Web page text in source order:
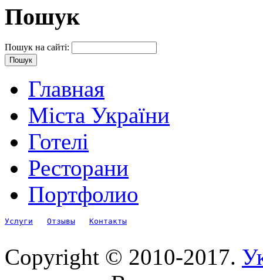
Пошук
Пошук на сайті:
Главная
Міста України
Готелі
Ресторани
Портфолио
Услуги Отзывы Контакты
Copyright © 2010-2017.